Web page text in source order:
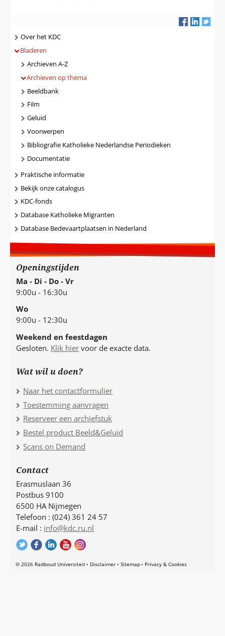
Navigatie
Over het KDC
Bladeren
Archieven A-Z
Archieven op thema
Beeldbank
Film
Geluid
Voorwerpen
Bibliografie Katholieke Nederlandse Periodieken
Documentatie
Praktische informatie
Bekijk onze catalogus
KDC-fonds
Database Katholieke Migranten
Database Bedevaartplaatsen in Nederland
Openingstijden
Ma - Di - Do - Vr
9:00u - 16:30u
Wo
9:00u - 12:30u
Weekend en feestdagen
Gesloten. Klik hier voor de exacte data.
Wat wil u doen?
Naar het contactformulier
Toestemming aanvragen
Reserveer een archiefstuk
Bestel product Beeld&Geluid
Scans on Demand
Contact
Erasmuslaan 36
Postbus 9100
6500 HA Nijmegen
Telefoon : (024) 361 24 57
E-mail : info@kdc.ru.nl
© 2026 Radboud Universiteit Disclaimer Sitemap Privacy & Cookies